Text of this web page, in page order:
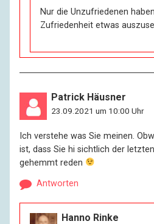
Nur die Unzufriedenen
Zufriedenheit etwas
Patrick Häusner
23.09.2021 um 10:00 Uhr
Ich verstehe was Sie meinen.
ist, dass Sie hi sichtlich der
gehemmt reden
Antworten
Hanno Rinke